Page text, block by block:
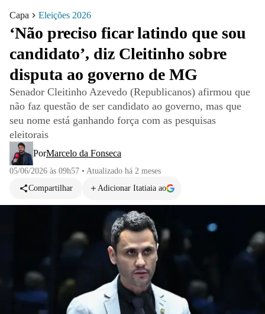
Capa Eleições 2026
‘Não preciso ficar latindo que sou
candidato’, diz Cleitinho sobre
disputa ao governo de MG
Senador Cleitinho Azevedo (Republicanos) afirmou que
não faz questão de ser candidato ao governo, mas que
seu nome está ganhando força com as pesquisas
eleitorais
PorMarcelo da Fonseca
05/06/2026 às 09h57 • Atualizado há 2 meses
Compartilhar
Adicionar Itatiaia ao